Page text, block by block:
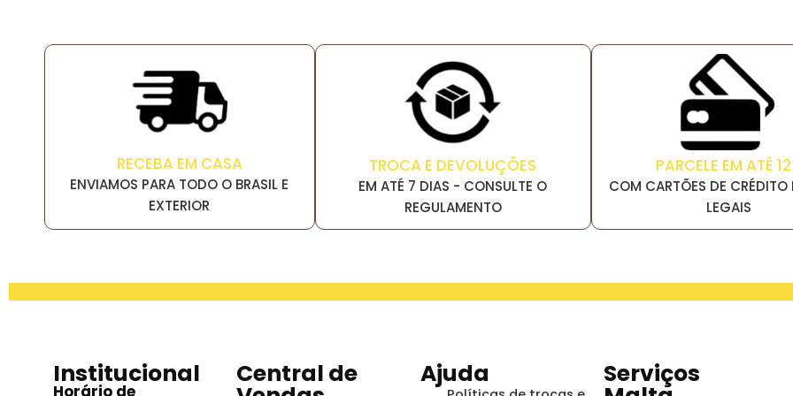
RECEBA EM CASA
ENVIAMOS PARA TODO O BRASIL E
EXTERIOR
TROCA E DEVOLUÇÕES
EM ATÉ 7 DIAS - CONSULTE O
REGULAMENTO
PARCELE EM ATÉ
COM CARTÕES DE CRÉDITO
LEGAIS
Institucional
Horário de
Central de Ajuda Serviços